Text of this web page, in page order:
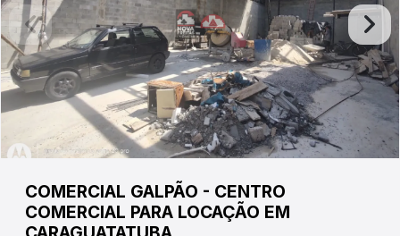
COMERCIAL GALPÃO - CENTRO
COMERCIAL PARA LOCAÇÃO EM